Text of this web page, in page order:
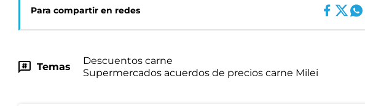
Para compartir en redes
Temas
Descuentos carne
Supermercados acuerdos de precios carne Milei